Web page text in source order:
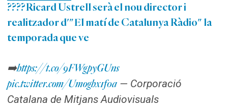
????Ricard Ustrell serà el nou director i
realitzador d'"El matí de Catalunya Ràdio" la
temporada que ve
➡️https://t.co/9FWgpyGUns
pic.twitter.com/Umoghx1f0a — Corporació
Catalana de Mitjans Audiovisuals